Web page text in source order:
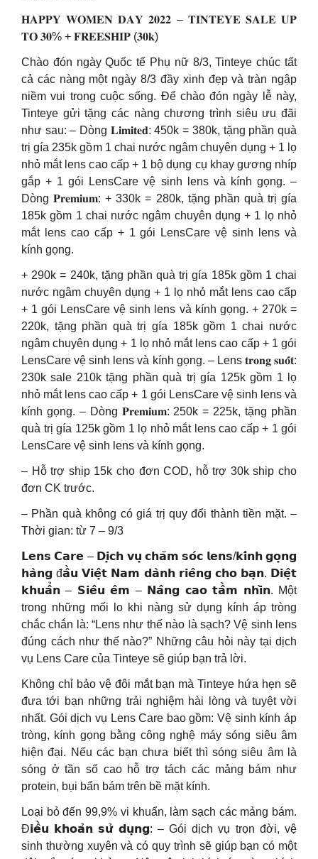
𝐇𝐀𝐏𝐏𝐘 𝐖𝐎𝐌𝐄𝐍 𝐃𝐀𝐘 𝟐𝟎𝟐𝟐 – 𝐓𝐈𝐍𝐓𝐄𝐘𝐄 𝐒𝐀𝐋𝐄 𝐔𝐏
𝐓𝐎 𝟑𝟎% + 𝐅𝐑𝐄𝐄𝐒𝐇𝐈𝐏 (𝟑𝟎𝐤)
Chào đón ngày Quốc tế Phụ nữ 8/3, Tinteye chúc tất
cả các nàng một ngày 8/3 đầy xinh đẹp và tràn ngập
niềm vui trong cuộc sống. Để chào đón ngày lễ này,
Tinteye gửi tặng các nàng chương trình siêu ưu đãi
như sau: – Dòng 𝐋𝐢𝐦𝐢𝐭𝐞𝐝: 450k = 380k, tặng phần quà
trị gía 235k gồm 1 chai nước ngâm chuyên dụng + 1 lọ
nhỏ mắt lens cao cấp + 1 bộ dụng cụ khay gương nhíp
gắp + 1 gói LensCare vệ sinh lens và kính gọng. –
Dòng 𝐏𝐫𝐞𝐦𝐢𝐮𝐦: + 330k = 280k, tặng phần quà trị gía
185k gồm 1 chai nước ngâm chuyên dụng + 1 lọ nhỏ
mắt lens cao cấp + 1 gói LensCare vệ sinh lens và
kính gọng.
+ 290k = 240k, tặng phần quà trị gía 185k gồm 1 chai
nước ngâm chuyên dụng + 1 lọ nhỏ mắt lens cao cấp
+ 1 gói LensCare vệ sinh lens và kính gọng. + 270k =
220k, tặng phần quà trị gía 185k gồm 1 chai nước
ngâm chuyên dụng + 1 lọ nhỏ mắt lens cao cấp + 1 gói
LensCare vệ sinh lens và kính gọng. – Lens 𝐭𝐫𝐨𝐧𝐠 𝐬𝐮𝐨̂́𝐭:
230k sale 210k tặng phần quà trị gía 125k gồm 1 lọ
nhỏ mắt lens cao cấp + 1 gói LensCare vệ sinh lens và
kính gọng. – Dòng 𝐏𝐫𝐞𝐦𝐢𝐮𝐦: 250k = 225k, tặng phần
quà trị gía 125k gồm 1 lọ nhỏ mắt lens cao cấp + 1 gói
LensCare vệ sinh lens và kính gọng.
– Hỗ trợ ship 15k cho đơn COD, hỗ trợ 30k ship cho
đơn CK trước.
– Phần quà không có giá trị quy đổi thành tiền mặt. –
Thời gian: từ 7 – 9/3
𝗟𝗲𝗻𝘀 𝗖𝗮𝗿𝗲 – 𝗗𝗶̣𝗰𝗵 𝘃𝘂̣ 𝗰𝗵𝗮̆𝗺 𝘀𝗼́𝗰 𝗹𝗲𝗻𝘀/𝗸𝗶́𝗻𝗵 𝗴𝗼̣𝗻𝗴
𝗵𝗮̀𝗻𝗴 đ𝗮̂̀𝘂 𝗩𝗶𝗲̣̂𝘁 𝗡𝗮𝗺 𝗱𝗮̀𝗻𝗵 𝗿𝗶𝗲̂𝗻𝗴 𝗰𝗵𝗼 𝗯𝗮̣𝗻. 𝗗𝗶𝗲̣̂𝘁
𝗸𝗵𝘂𝗮̂̉𝗻 – 𝗦𝗶𝗲̂𝘂 𝗲̂𝗺 – 𝗡𝗮̂𝗻𝗴 𝗰𝗮𝗼 𝘁𝗮̂̀𝗺 𝗻𝗵𝗶̀𝗻. Một
trong những mối lo khi nàng sử dụng kính áp tròng
chắc chắn là: “Lens như thế nào là sạch? Vệ sinh lens
đúng cách như thế nào?” Những câu hỏi này tại dịch
vụ Lens Care của Tinteye sẽ giúp bạn trả lời.
Không chỉ bảo vệ đôi mắt bạn mà Tinteye hứa hẹn sẽ
đưa tới bạn những trải nghiệm hài lòng và tuyệt vời
nhất. Gói dịch vụ Lens Care bao gồm: Vệ sinh kính áp
tròng, kính gọng bằng công nghệ máy sóng siêu âm
hiện đại. Nếu các bạn chưa biết thì sóng siêu âm là
sóng ở tần số cao hỗ trợ tách các mảng bám như
protein, bụi bẩn bám trên bề mặt kính.
Loại bỏ đến 99,9% vi khuẩn, làm sạch các mảng bám.
Đ𝗶𝗲̂̀𝘂 𝗸𝗵𝗼𝗮̉𝗻 𝘀𝘂̛̉ 𝗱𝘂̣𝗻𝗴: – Gói dịch vụ trọn đời, vệ
sinh thường xuyên và có quy trình sẽ giúp bạn có một